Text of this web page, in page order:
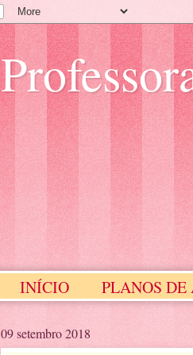
INÍCIO PLANOS
09 setembro 2018